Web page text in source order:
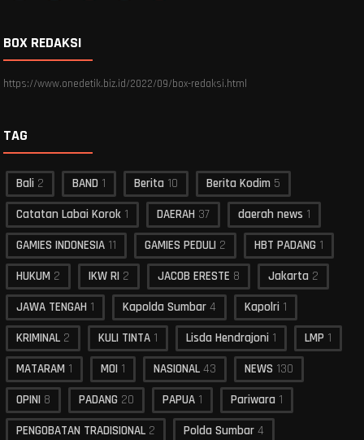
BOX REDAKSI
https://www.onedetik.biz.id/2022/09/box-redaksi.html
TAG
Bali 2 BAND 1 Berita 10 Berita Kodim 5
Catatan Labai Korok 1 DAERAH 37 daerah news 1
GAMIES INDONESIA 11 GAMIES PEDULI 2 HBT PADANG 1
HUKUM 2 IKW RI 2 JACOB ERESTE 8 Jakarta 2
JAWA TENGAH 1 Kapolda Sumbar 4 Kapolri 1
KRIMINAL 2 KULI TINTA 1 Lisda Hendrajoni 1 LMP 1
MATARAM 1 MOI 1 NASIONAL 43 NEWS 130
OPINI 8 PADANG 20 PAPUA 1 Pariwara 1
PENGOBATAN TRADISIONAL 2 Polda Sumbar 4